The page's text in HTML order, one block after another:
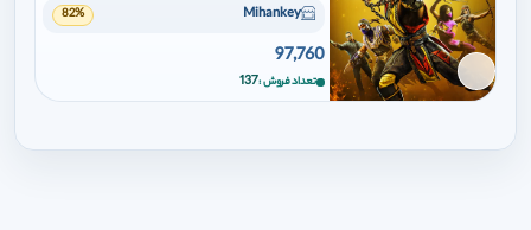
برای افزودن وارد شوید
Mihankey
82%
97,760
تعداد فروش 137